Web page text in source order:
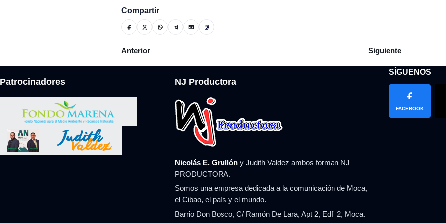
Compartir
Artículo anterior: Gobierno trabaja en nuevas normativas para evitar colapsos de estructuras
Anterior Artículo siguiente:
Siguiente
Patrocinadores NJ Productora
Nicolás E. Grullóny Judith Valdez ambos forman NJ
PRODUCTORA.
Somos una empresa dedicada a la comunicación de Moca,
el Cibao, el país y el mundo.
Barrio Don Bosco, C/ Ramón De Lara, Apt 2, Edf. 2, Moca.
SÍGUENOS
FACEBOOK